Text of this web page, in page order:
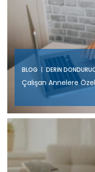
BLOG | DERIN
Çalışan Annelere